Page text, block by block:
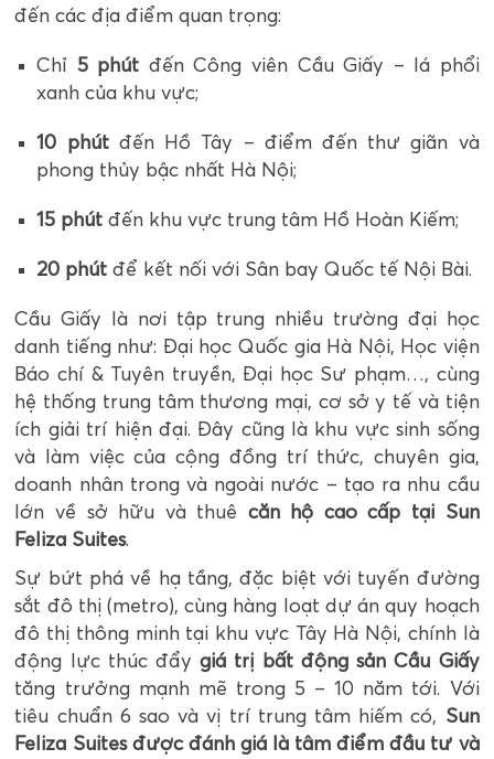
đến các địa điểm quan trọng:
Chỉ 5 phút đến Công viên Cầu Giấy – lá phổi
xanh của khu vực;
10 phútđến Hồ Tây – điểm đến thư giãn và
phong thủy bậc nhất Hà Nội;
15 phút đến khu vực trung tâm Hồ Hoàn Kiếm;
20 phút để kết nối với Sân bay Quốc tế Nội Bài.
Cầu Giấy là nơi tập trung nhiều trường đại học
danh tiếng như: Đại học Quốc gia Hà Nội, Học viện
Báo chí & Tuyên truyền, Đại học Sư phạm…, cùng
hệ thống trung tâm thương mại, cơ sở y tế và tiện
ích giải trí hiện đại. Đây cũng là khu vực sinh sống
và làm việc của cộng đồng trí thức, chuyên gia,
doanh nhân trong và ngoài nước – tạo ra nhu cầu
lớn về sở hữu và thuê căn hộ cao cấp tại Sun
Feliza Suites.
Sự bứt phá về hạ tầng, đặc biệt với tuyến đường
sắt đô thị (metro), cùng hàng loạt dự án quy hoạch
đô thị thông minh tại khu vực Tây Hà Nội, chính là
động lực thúc đẩygiá trị bất động sản Cầu Giấy
tăng trưởng mạnh mẽ trong 5 – 10 năm tới. Với
tiêu chuẩn 6 sao và vị trí trung tâm hiếm có, Sun
Feliza Suites được đánh giá là tâm điểm đầu tư và